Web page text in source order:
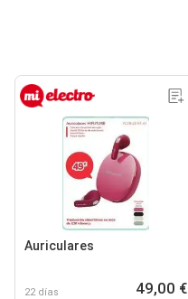
Auriculares
22 días 49,00 €